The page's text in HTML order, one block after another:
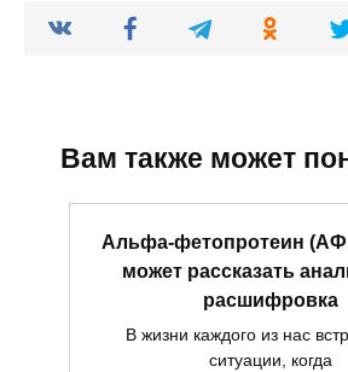
Вам также может
Альфа-фетопротеин
может рассказать
расшифровка
В жизни каждого из нас
ситуации, когда